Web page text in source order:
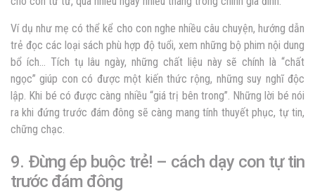
Ví dụ như mẹ có thể kể cho con nghe nhiều câu chuyện, hướng dẫn
trẻ đọc các loại sách phù hợp độ tuổi, xem những bộ phim nội dung
bổ ích… Tích tụ lâu ngày, những chất liệu này sẽ chính là “chất
ngọc” giúp con có được một kiến thức rộng, những suy nghĩ độc
lập. Khi bé có được càng nhiều “giá trị bên trong”. Những lời bé nói
ra khi đứng trước đám đông sẽ càng mang tính thuyết phục, tự tin,
chững chạc.
9. Đừng ép buộc trẻ! – cách dạy con tự tin
trước đám đông